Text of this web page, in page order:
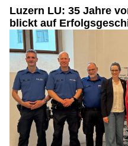
Luzern LU: 35 Jahre
blickt auf